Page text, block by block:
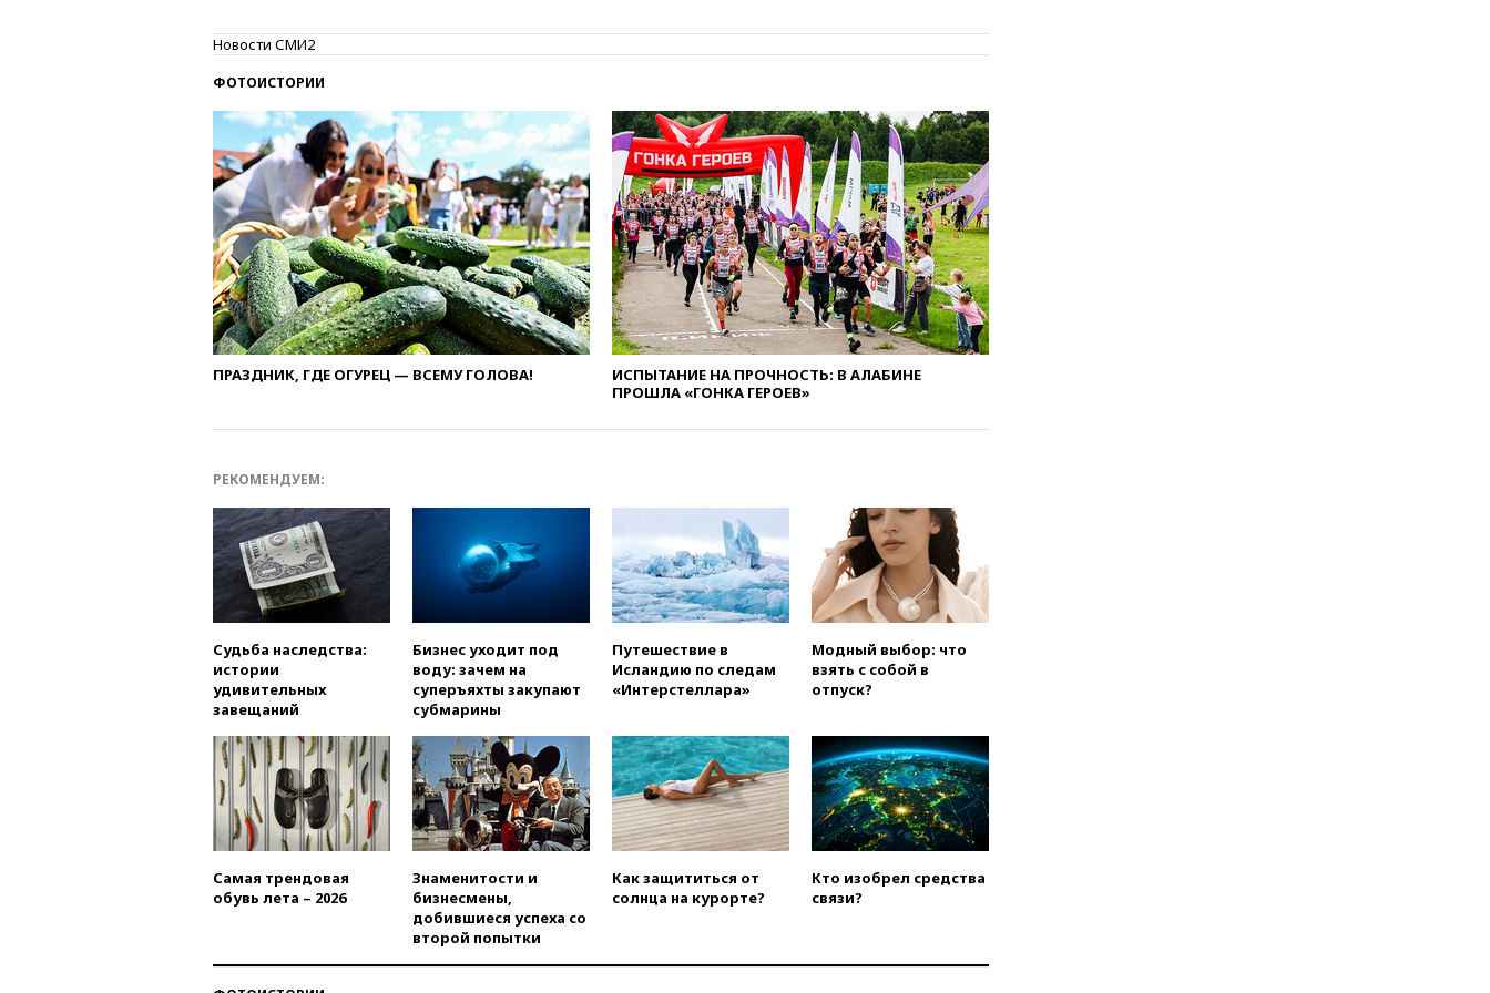
вчера, 22:45Литовец
протаранил погранпункт при
попытке попасть в Россию
вчера, 22:28Бессент
анонсировал скорое
соглашение о прекращении
огня США и Ирана
вчера, 22:15Три человека
получили ножевые ранения
при нападении в Чехии
выделить средства на новые
РЛС для Белгородской
атак вглубь РФ
вчера, 21:35После пожара на
складе в Брянске возбудили
уголовное дело
вчера, 21:26Лидеры сборной
РФ по гимнастике получили
официальный отказ в визах от
Хорватии
опубликовал 16 новых видео с
НЛО
вчера, 21:00На границе
Украины с Польшей скопилось
свыше 6,5 тысячи грузовиков
вчера, 20:53
Швыдкой:
«Интервидение» точно
пройдет в 2026 году
сбила еще 75 украинских
Новости СМИ2
ФОТОИСТОРИИ
ПРАЗДНИК, ГДЕ ОГУРЕЦ — ВСЕМУ ГОЛОВА!
ИСПЫТАНИЕ НА ПРОЧНОСТЬ: В АЛАБИНЕ
ПРОШЛА «ГОНКА ГЕРОЕВ»
РЕКОМЕНДУЕМ:
Судьба наследства:
истории
удивительных
завещаний
Бизнес уходит под
воду: зачем на
суперъяхты закупают
субмарины
Путешествие в
Исландию по следам
«Интерстеллара»
Модный выбор: что
взять с собой в
отпуск?
Самая трендовая
обувь лета – 2026
Знаменитости и
бизнесмены,
добившиеся успеха со
второй попытки
Как защититься от
солнца на курорте?
Кто изобрел средства
связи?